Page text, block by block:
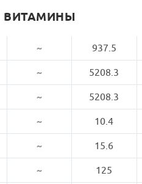
ВИТАМИНЫ
~ 937.5
~ 5208.3
~ 5208.3
~ 10.4
~ 15.6
~ 125